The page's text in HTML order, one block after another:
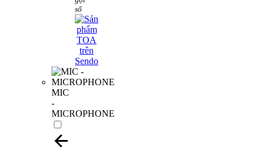
số
MIC
-
MICROPHONE